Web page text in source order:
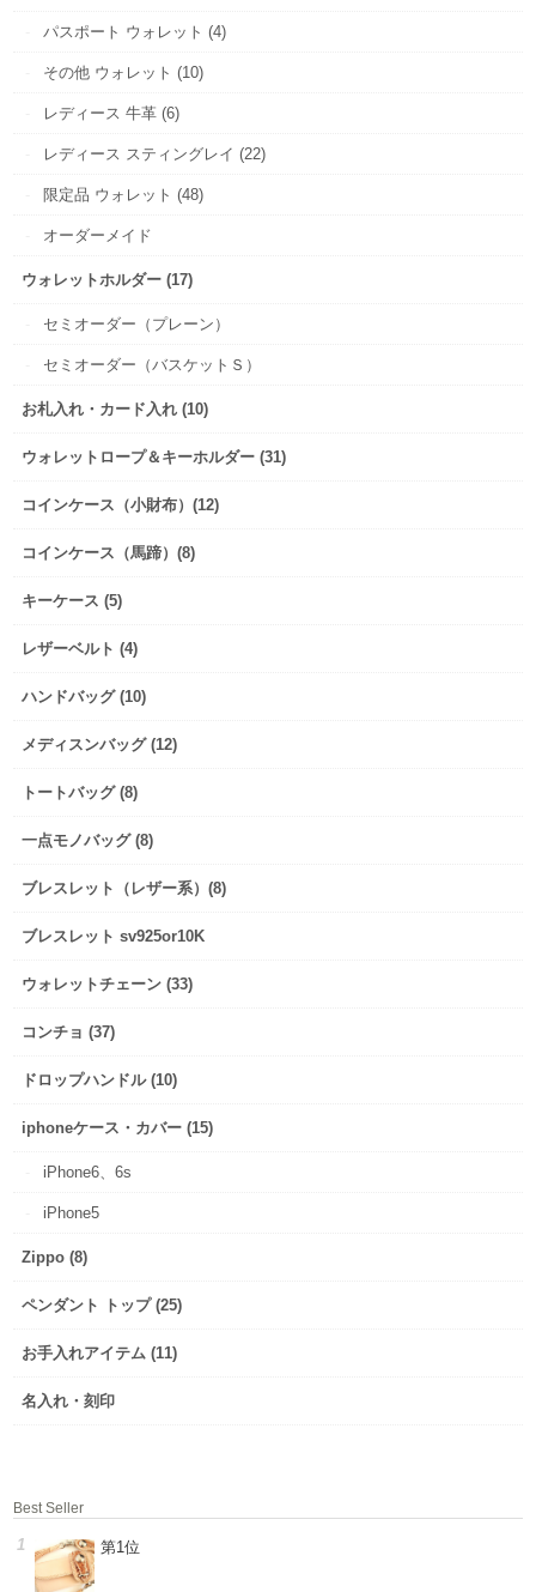
パスポート ウォレット (4)
その他 ウォレット (10)
レディース 牛革 (6)
レディース スティングレイ (22)
限定品 ウォレット (48)
オーダーメイド
ウォレットホルダー (17)
セミオーダー（プレーン）
セミオーダー（バスケットＳ）
お札入れ・カード入れ (10)
ウォレットロープ＆キーホルダー (31)
コインケース（小財布）(12)
コインケース（馬蹄）(8)
キーケース (5)
レザーベルト (4)
ハンドバッグ (10)
メディスンバッグ (12)
トートバッグ (8)
一点モノバッグ (8)
ブレスレット（レザー系）(8)
ブレスレット sv925or10K
ウォレットチェーン (33)
コンチョ (37)
ドロップハンドル (10)
iphoneケース・カバー (15)
iPhone6、6s
iPhone5
Zippo (8)
ペンダント トップ (25)
お手入れアイテム (11)
名入れ・刻印
Best Seller
第1位